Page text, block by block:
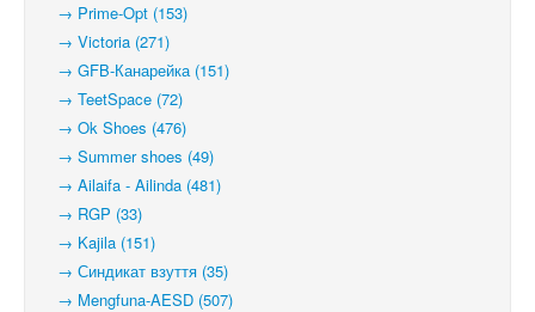
→ Prime-Opt (153)
→ Victoria (271)
→ GFB-Канарейка (151)
→ TeetSpace (72)
→ Ok Shoes (476)
→ Summer shoes (49)
→ Ailaifa - Ailinda (481)
→ RGP (33)
→ Kajila (151)
→ Синдикат взуття (35)
→ Mengfuna-AESD (507)